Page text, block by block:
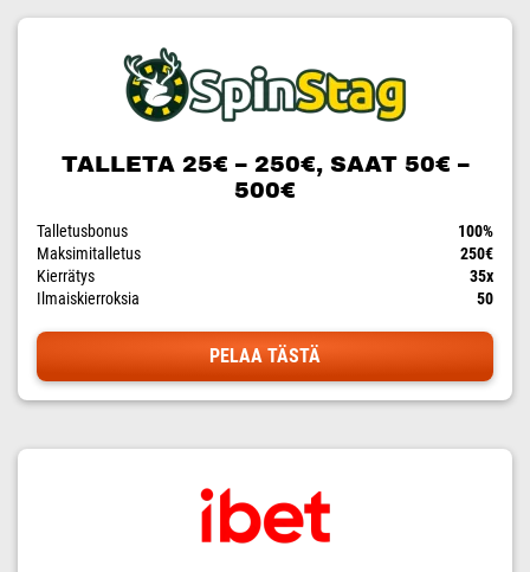
TALLETA 25€ – 250€, SAAT 50€ –
500€
Talletusbonus
100%
Maksimitalletus
250€
Kierrätys
35x
Ilmaiskierroksia
50
PELAA TÄSTÄ